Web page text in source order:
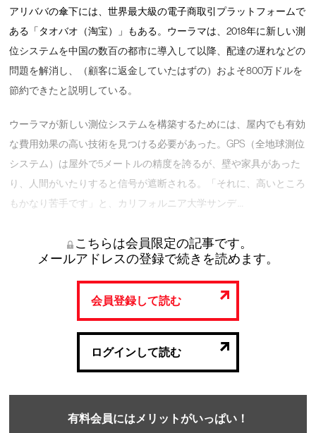
アリババの傘下には、世界最大級の電子商取引プラットフォームで
ある「タオバオ（淘宝）」もある。ウーラマは、2018年に新しい測
位システムを中国の数百の都市に導入して以降、配達の遅れなどの
問題を解消し、（顧客に返金していたはずの）およそ800万ドルを
節約できたと説明している。
ウーラマが新しい測位システムを構築するためには、屋内でも有効
な費用効果の高い技術を見つける必要があった。GPS（全地球測位
システム）は屋外で5メートルの精度を誇るが、壁や家具があった
り、人間がいたりすると信号が遮断される。「それに、高いところ
もかなり苦手です」と、カリフォルニア大学サンデ …
こちらは会員限定の記事です。
メールアドレスの登録で続きを読めます。
会員登録して読む
ログインして読む
有料会員にはメリットがいっぱい！